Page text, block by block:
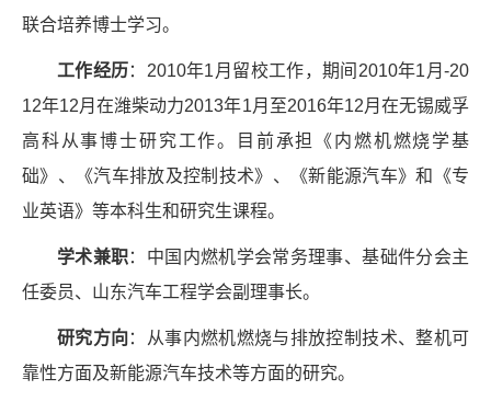
联合培养博士学习。
工作经历： 2010年1 月留校工作，期间 2010年1 月-20
12年12月在潍柴动力2013年1月至2016年12月在无锡威孚
高科从事博士研究工作。目前承担《内燃机燃烧学基
础》、《汽车排放及控制技术》、《新能源汽车》和《专
业英语》等本科生和研究生课程。
学术兼职：中国内燃机学会常务理事、基础件分会主
任委员、山东汽车工程学会副理事长。
研究方向 ：从事内燃机燃烧与排放控制技术、整机可
靠性方面及新能源汽车技术等方面的研究。